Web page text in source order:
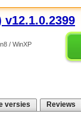
/ WinXP
versies Reviews